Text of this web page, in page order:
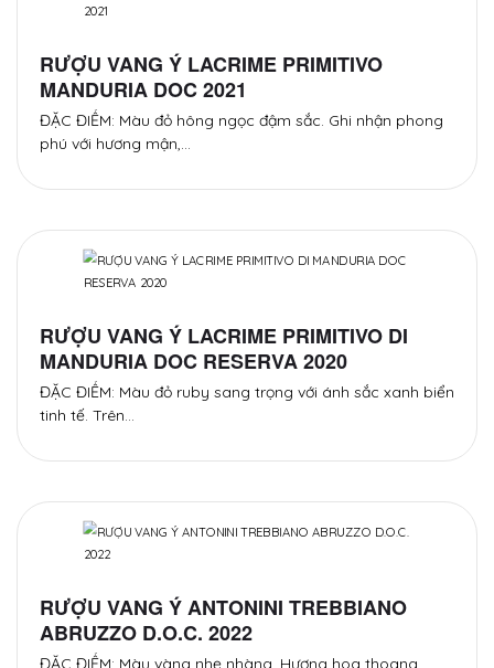
RƯỢU VANG Ý LACRIME PRIMITIVO
MANDURIA DOC 2021
ĐẶC ĐIỂM: Màu đỏ hông ngọc đậm sắc. Ghi nhận phong
phú với hương mận,…
RƯỢU VANG Ý LACRIME PRIMITIVO DI
MANDURIA DOC RESERVA 2020
ĐẶC ĐIỂM: Màu đỏ ruby sang trọng với ánh sắc xanh biển
tinh tế. Trên…
RƯỢU VANG Ý ANTONINI TREBBIANO
ABRUZZO D.O.C. 2022
ĐẶC ĐIỂM: Màu vàng nhẹ nhàng. Hương hoa thoang